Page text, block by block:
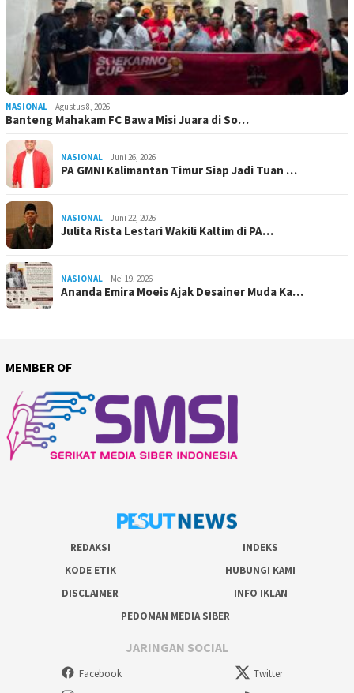
NASIONAL Agustus 8, 2026
Banteng Mahakam FC Bawa Misi Juara di So…
NASIONAL Juni 26, 2026
PA GMNI Kalimantan Timur Siap Jadi Tuan …
NASIONAL Juni 22, 2026
Julita Rista Lestari Wakili Kaltim di PA…
NASIONAL Mei 19, 2026
Ananda Emira Moeis Ajak Desainer Muda Ka…
MEMBER OF
REDAKSI
INDEKS
KODE ETIK
HUBUNGI KAMI
DISCLAIMER
INFO IKLAN
PEDOMAN MEDIA SIBER
JARINGAN SOCIAL
Facebook
Twitter